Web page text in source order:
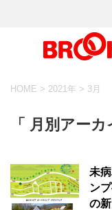
HOME > 2021年 > 3月
「 月別アー
未
ン
の